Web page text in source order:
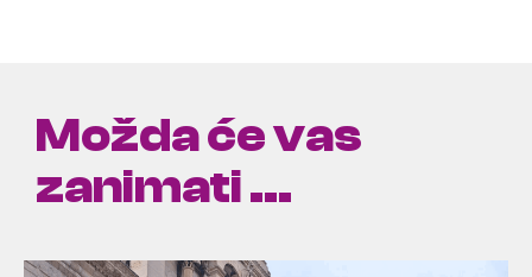
Možda će vas
zanimati ...